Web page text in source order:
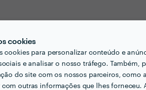
cookies
cookies para personalizar conteúdo e
e analisar o nosso tráfego. Também,
do site com os nossos parceiros, como
outras informações que lhes forneceu.